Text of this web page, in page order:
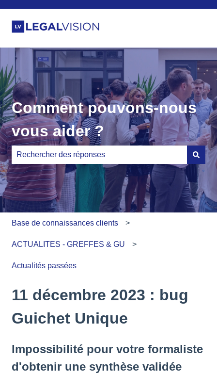
Comment pouvons-nous
vous aider ?
Il n'y a aucune suggestion car le champ de recherche
Base de connaissances clients
ACTUALITES - GREFFES & GU
Actualités passées
11 décembre 2023 : bug
Guichet Unique
Impossibilité pour votre formaliste
d'obtenir une synthèse validée